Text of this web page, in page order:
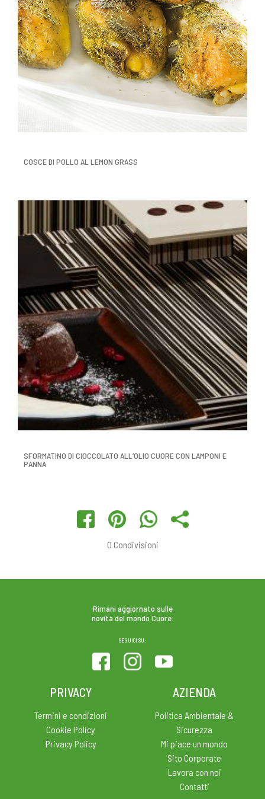
COSCE DI POLLO AL LEMON GRASS
SFORMATINO DI CIOCCOLATO ALL’OLIO CUORE CON LAMPONI E
PANNA
0 Condivisioni
Rimani aggiornato sulle
novità del mondo Cuore:
SEGUICI SU:
PRIVACY
Termini e condizioni
Cookie Policy
Privacy Policy
AZIENDA
Politica Ambientale &
Sicurezza
Mi piace un mondo
Sito Corporate
Lavora con noi
Contatti